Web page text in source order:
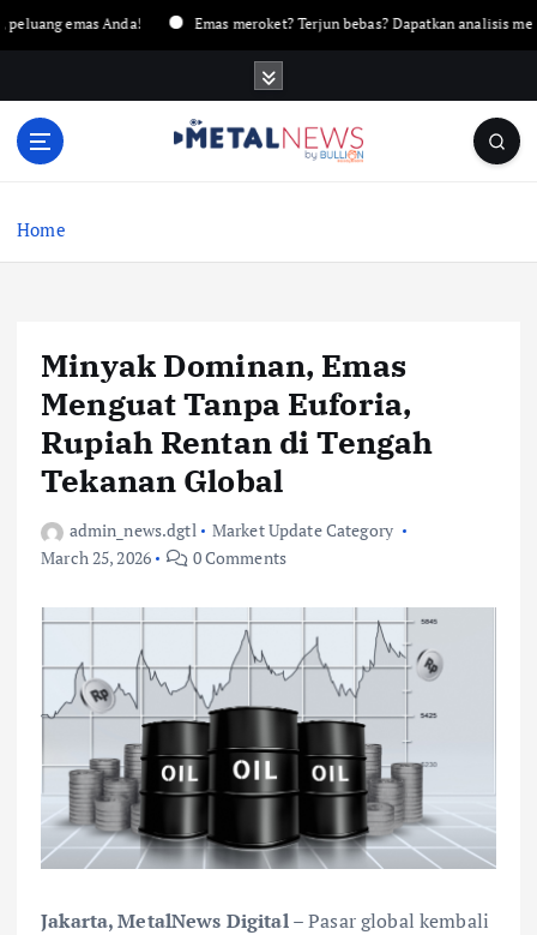
Anda! Emas meroket? Terjun bebas? Dapatkan analisis mendalam
Home
Minyak Dominan, Emas
Menguat Tanpa Euforia,
Rupiah Rentan di Tengah
Tekanan Global
admin_news.dgtl
Market Update Category
March 25, 2026
0 Comments
Jakarta, MetalNews Digital– Pasar global kembali